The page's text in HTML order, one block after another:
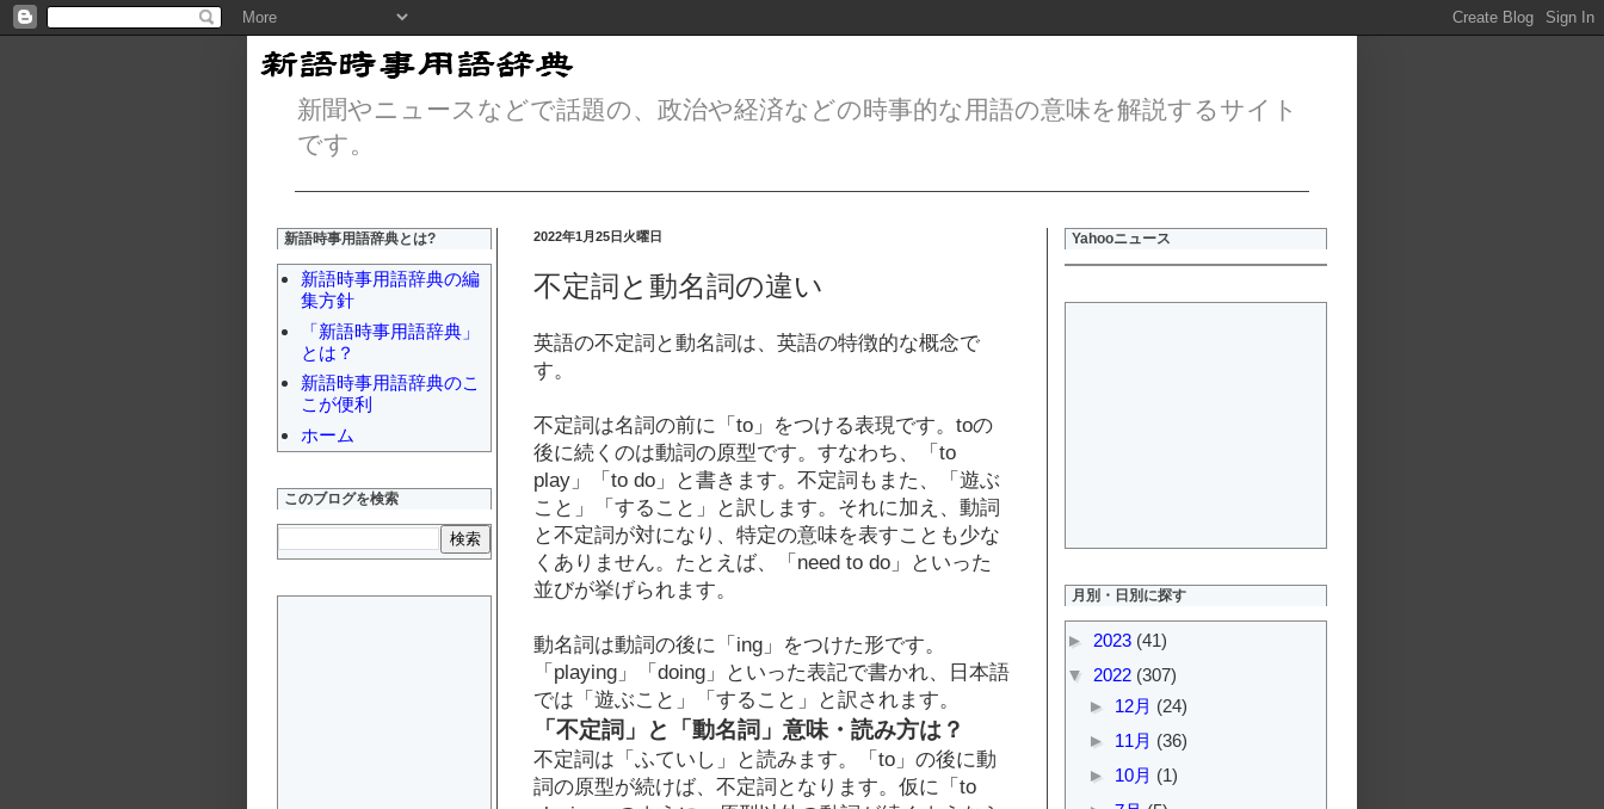
新聞やニュースなどで話題の、政治や経済などの時事的な用語の意味を解説するサイト
です。
2022年1月25日火曜日
不定詞と動名詞の違い
英語の不定詞と動名詞は、英語の特徴的な概念で
す。
不定詞は名詞の前に「to」をつける表現です。toの
後に続くのは動詞の原型です。すなわち、「to
play」「to do」と書きます。不定詞もまた、「遊ぶ
こと」「すること」と訳します。それに加え、動詞
と不定詞が対になり、特定の意味を表すことも少な
くありません。たとえば、「need to do」といった
並びが挙げられます。
動名詞は動詞の後に「ing」をつけた形です。
「playing」「doing」といった表記で書かれ、日本語
では「遊ぶこと」「すること」と訳されます。
「不定詞」と「動名詞」意味・読み方は？
不定詞は「ふていし」と読みます。「to」の後に動
詞の原型が続けば、不定詞となります。仮に「to
新語時事用語辞典とは?
新語時事用語辞典の編
集方針
「新語時事用語辞典」
とは？
新語時事用語辞典のこ
こが便利
ホーム
このブログを検索
Yahooニュース
月別・日別に探す
► 2023 (41)
▼ 2022 (307)
► 12月 (24)
► 11月 (36)
► 10月 (1)